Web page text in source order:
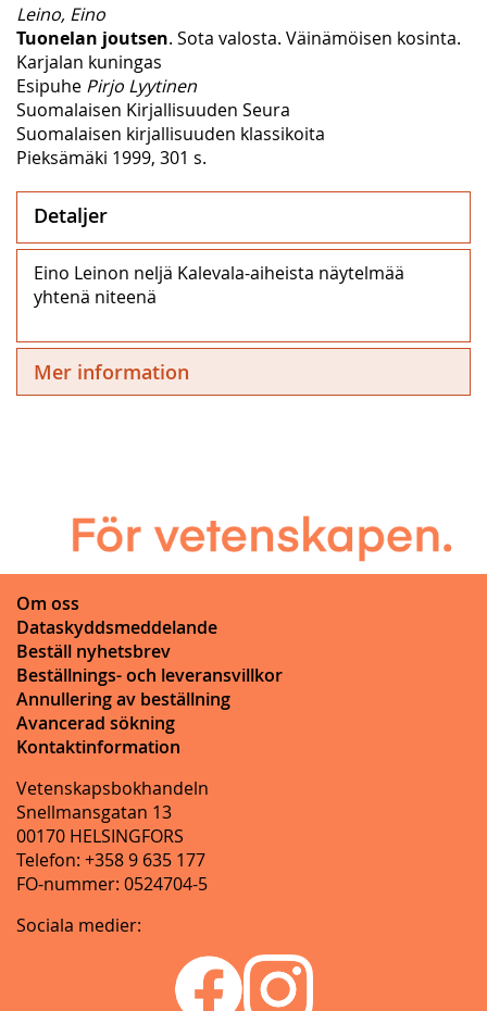
Leino, Eino
Tuonelan joutsen. Sota valosta. Väinämöisen kosinta.
Karjalan kuningas
Esipuhe Pirjo Lyytinen
Suomalaisen Kirjallisuuden Seura
Suomalaisen kirjallisuuden klassikoita
Pieksämäki 1999, 301 s.
Detaljer
Eino Leinon neljä Kalevala-aiheista näytelmää
yhtenä niteenä
Mer information
Om oss
Dataskyddsmeddelande
Beställ nyhetsbrev
Beställnings- och leveransvillkor
Annullering av beställning
Avancerad sökning
Kontaktinformation
Vetenskapsbokhandeln
Snellmansgatan 13
00170 HELSINGFORS
Telefon: +358 9 635 177
FO-nummer: 0524704-5
Sociala medier: